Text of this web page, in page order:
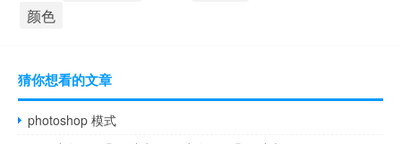
颜色
猜你想看的文章
photoshop 模式